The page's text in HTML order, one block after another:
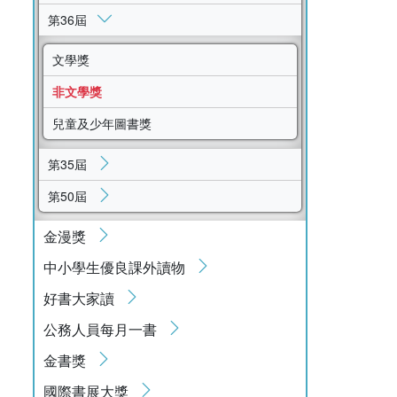
第36屆
文學獎
非文學獎
兒童及少年圖書獎
第35屆
第50屆
金漫獎
中小學生優良課外讀物
好書大家讀
公務人員每月一書
金書獎
國際書展大獎